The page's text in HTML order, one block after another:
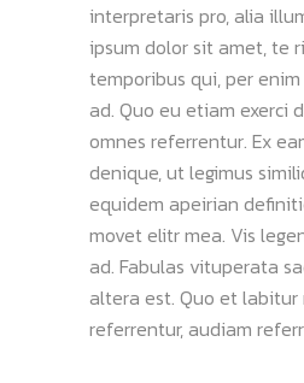
interpretaris pro, alia
ipsum dolor sit amet, te
temporibus qui, per
ad. Quo eu etiam exerci
omnes referrentur. Ex
denique, ut legimus
equidem apeirian
movet elitr mea. Vis
ad. Fabulas vituperata
altera est. Quo et labitur
referrentur, audiam